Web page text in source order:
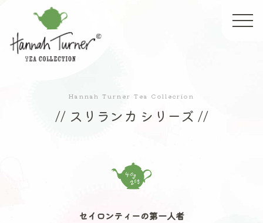
// スリランカ シリーズ //
Hannah Turner Tea Collecrion
セイロンティーの第一人者